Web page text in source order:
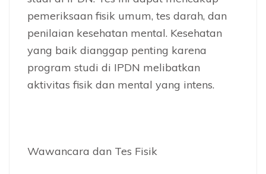
pemeriksaan fisik umum, tes darah, dan
penilaian kesehatan mental. Kesehatan
yang baik dianggap penting karena
program studi di IPDN melibatkan
aktivitas fisik dan mental yang intens.
Wawancara dan Tes Fisik